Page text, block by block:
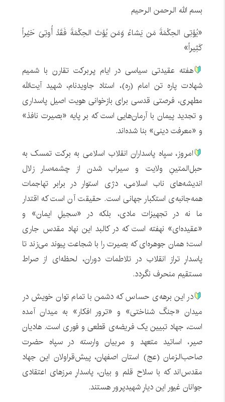
بسم الله الرحمن الرحیم
«یُؤتِی الحِکْمَةَ مَن یَشاءُ وَمَن یُؤتَ الحِکْمَةَ فَقَدْ أُوتِیَ خَیْراً
کَثِیراً»
هفته عقیدتی سیاسی در ایام پربرکت تقارن با شمیم
شهادت پاره تن امام (ره)، استاد جاویدنام، شهید آیت‌الله
مطهری، فرصتی قدسی برای بازخوانی هویت اصیل پاسداری
و تجدید پیمان با آرمان‌هایی است که بر پایه «بصیرت نافذ»
و «معرفت دینی» بنا شده‌اند.
امروز، سپاه پاسداران انقلاب اسلامی به برکت تمسک به
حبل‌المتینِ ولایت و سیراب شدن از چشمه‌سار زلال
اندیشه‌های ناب اسلامی، دژی استوار در برابر تهاجمات
همه‌جانبه‌ی استکبار جهانی است. حقیقت آن است که اقتدار
ما نه در تجهیزات مادی، بلکه در «سجیلِ ایمان» و
«عقیده‌ای» نهفته است که در کالبد این نهاد مقدس جاری
است؛ همان جوهره‌ای که بصیرت را با شجاعت پیوند می‌زند تا
پاسدارِ تراز انقلاب در تلاطمات دوران، لحظه‌ای از صراط
مستقیم منحرف نگردد.
در این برهه‌ی حساس که دشمن با تمام توان خویش در
میدان «جنگ شناختی» و «ترور افکار» به میدان آمده
است، جهاد تبیین یک فریضه‌ی قطعی و فوری است. هادیان
صیر، اساتید متعهد و مربیان وارسته در سپاه حضرت
صاحب‌الزمان (عج) استان اصفهان، پیش‌قراولان این جهاد
مقدس‌اند که با سلاح قلم و بیان، پاسدارِ مرزهای اعتقادی
جوانان غیور این دیارِ شهیدپرور هستند.